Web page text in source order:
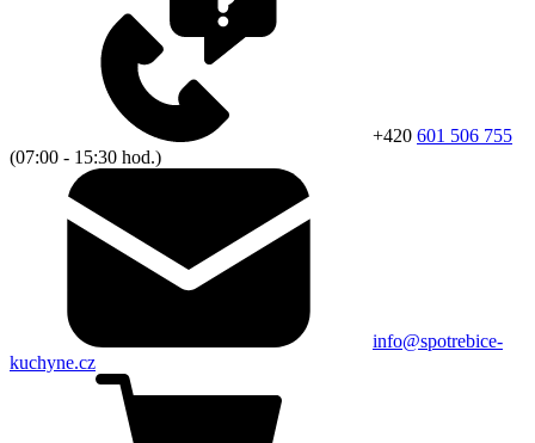
+420 601 506 755
(07:00 - 15:30 hod.)
info@spotrebice-
kuchyne.cz